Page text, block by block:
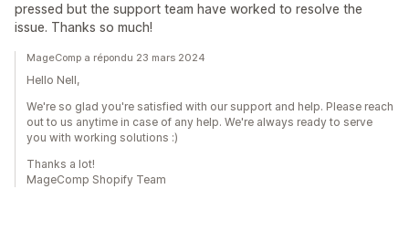
pressed but the support team have worked to resolve the
issue. Thanks so much!
MageComp a répondu 23 mars 2024
Hello Nell,
We're so glad you're satisfied with our support and help. Please reach
out to us anytime in case of any help. We're always ready to serve
you with working solutions :)
Thanks a lot!
MageComp Shopify Team